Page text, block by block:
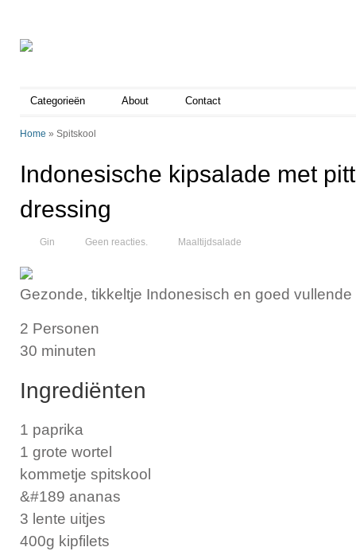
Categorieën About Contact
Home » Spitskool
Indonesische kipsalade met
dressing
Gin Geen reacties. Maaltijdsalade
Gezonde, tikkeltje Indonesisch en goed vullende
2 Personen
30 minuten
Ingrediënten
1 paprika
1 grote wortel
kommetje spitskool
&#189 ananas
3 lente uitjes
400g kipfilets